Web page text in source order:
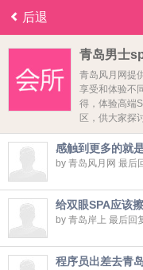
后退
青岛男士
青岛风月网提
享受和体验不
得，体验高端
区，供大家探
感触到更多的就
by 青岛风月网 最后
给双眼SPA应该
by 青岛岸上 最后回
程序员出差去青